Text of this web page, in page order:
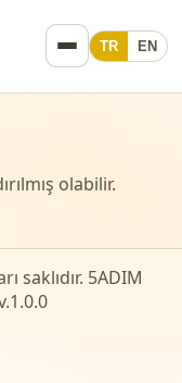
TR EN
olabilir.
saklıdır. 5ADIM
1.0.0